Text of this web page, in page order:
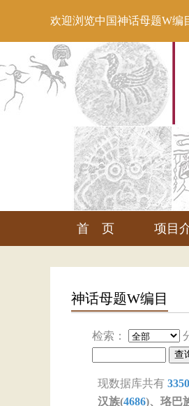
欢迎浏览中国神话母题W编
首 页 项目
神话母题W编目
检索：
现数据库共有
汉族(4686)、珞巴